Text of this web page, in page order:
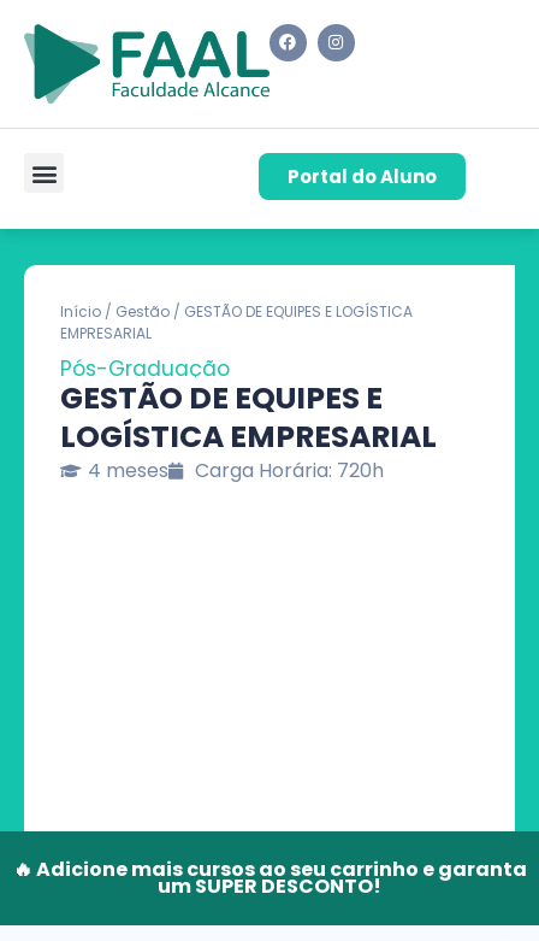
Portal do Aluno
Início / Gestão / GESTÃO DE EQUIPES E LOGÍSTICA
EMPRESARIAL
Pós-Graduação
GESTÃO DE EQUIPES E
LOGÍSTICA EMPRESARIAL
4 meses Carga Horária: 720h
🔥 Adicione mais cursos ao seu carrinho e garanta
um SUPER DESCONTO!